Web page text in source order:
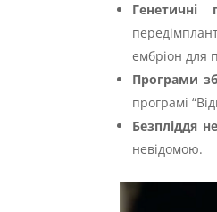
Генетичні
ембріон для
Програми
програмі
Безпліддя
невідомою.